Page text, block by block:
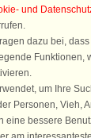
abonnieren
und
dazu bei,
Funktionen,
um Ihre
Personen, Vieh,
eine bessere